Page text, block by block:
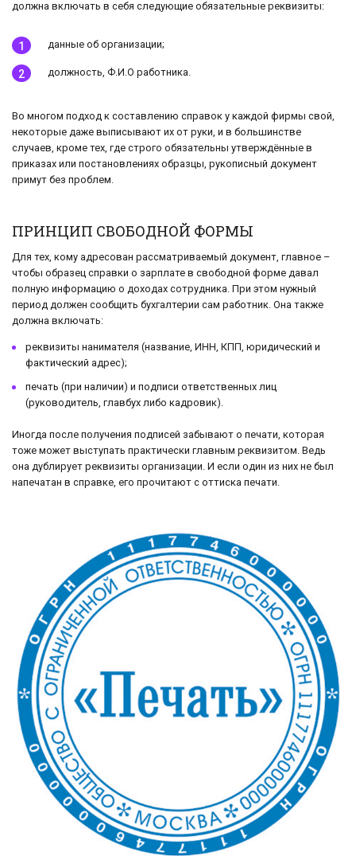
должна включать в себя следующие обязательные реквизиты:
данные об организации;
должность, Ф.И.О работника.
Во многом подход к составлению справок у каждой фирмы свой,
некоторые даже выписывают их от руки, и в большинстве
случаев, кроме тех, где строго обязательны утверждённые в
приказах или постановлениях образцы, рукописный документ
примут без проблем.
ПРИНЦИП СВОБОДНОЙ ФОРМЫ
Для тех, кому адресован рассматриваемый документ, главное –
чтобы образец справки о зарплате в свободной форме давал
полную информацию о доходах сотрудника. При этом нужный
период должен сообщить бухгалтерии сам работник. Она также
должна включать:
реквизиты нанимателя (название, ИНН, КПП, юридический и
фактический адрес);
печать (при наличии) и подписи ответственных лиц
(руководитель, главбух либо кадровик).
Иногда после получения подписей забывают о печати, которая
тоже может выступать практически главным реквизитом. Ведь
она дублирует реквизиты организации. И если один из них не был
напечатан в справке, его прочитают с оттиска печати.